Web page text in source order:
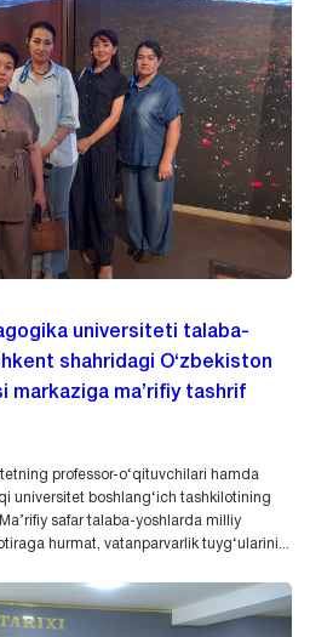
universiteti talaba-
shahridagi O‘zbekiston
markaziga ma’rifiy tashrif
professor-o‘qituvchilari hamda
universitet boshlang‘ich tashkilotining
safar talaba-yoshlarda milliy
hurmat, vatanparvarlik tuyg‘ularini...